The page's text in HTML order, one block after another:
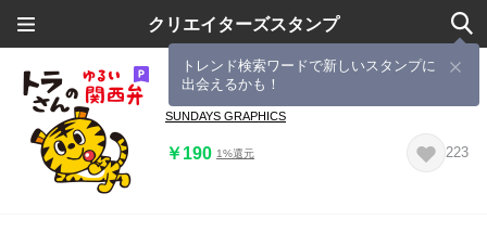
クリエイターズスタンプ
トレンド検索ワードで新しいスタンプに
出会えるかも！
「トラさん」のゆるい関西弁
SUNDAYS GRAPHICS
￥190 1%還元 223